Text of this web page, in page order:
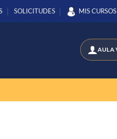
SOLICITUDES MIS CURSOS